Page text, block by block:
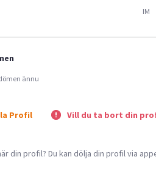
IM
ännu
Profil Vill du ta bort din
din profil? Du kan dölja din profil via